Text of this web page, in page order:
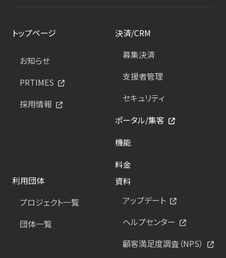
トップページ
お知らせ
PRTIMES
採用情報
決済/CRM
募集決済
支援者管理
セキュリティ
ポータル/集客
機能
料金
利用団体
プロジェクト一覧
団体一覧
資料
アップデート
ヘルプセンター
顧客満足度調査（NPS）